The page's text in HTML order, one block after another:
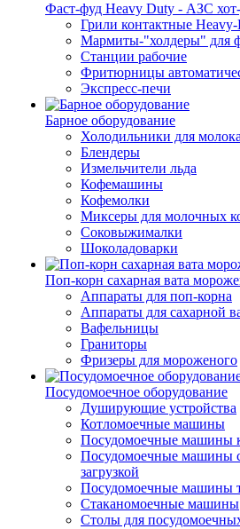
Фаст-фуд Heavy Duty - АЗС
Грили контактные
Мармиты-"холдеры" для
Станции рабочие
Фритюрницы
Экспресс-печи
Барное оборудование
Холодильники для молока
Блендеры
Измельчители льда
Кофемашины
Кофемолки
Миксеры для молочных
Соковыжималки
Шоколадоварки
Поп-корн сахарная вата
Аппараты для поп-корна
Аппараты для сахарной
Вафельницы
Граниторы
Фризеры для мороженого
Посудомоечное оборудование
Душирующие устройства
Котломоечные машины
Посудомоечные машины
Посудомоечные машины
загрузкой
Посудомоечные машины
Стаканомоечные машины
Столы для